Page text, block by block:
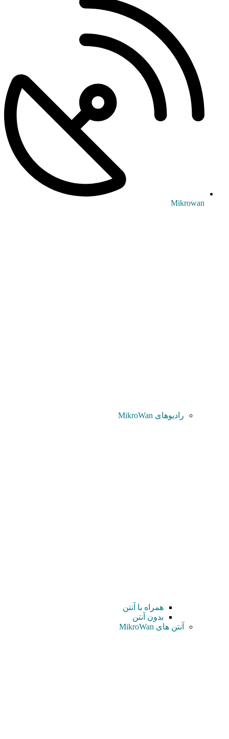
Mikrowan
رادیوهای MikroWan
همراه با آنتن
بدون آنتن
آنتن های MikroWan